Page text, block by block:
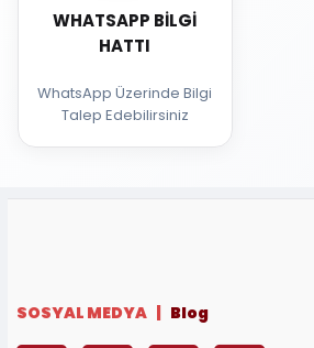
WHATSAPP BILGI
HATTI
WhatsApp Üzerinde Bilgi
Talep Edebilirsiniz
SOSYAL MEDYA | Blog